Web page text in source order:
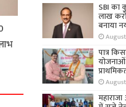
SBI का
लाख
बनाया
पात्र